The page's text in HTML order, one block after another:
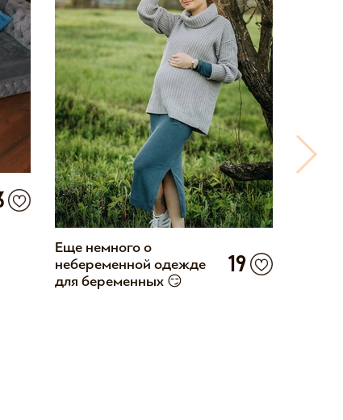
Еще немного о
небеременной одежде
для беременных 😏
19